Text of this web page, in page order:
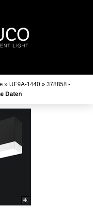
» UE9A-1440 » 378858 -
Daten